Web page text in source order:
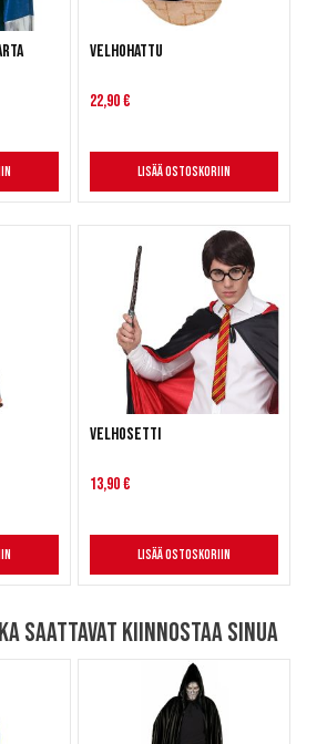
Velhohattu
22,90 €
Lisää ostoskoriin
Velhosetti
13,90 €
Lisää ostoskoriin
saattavat kiinnostaa sinua